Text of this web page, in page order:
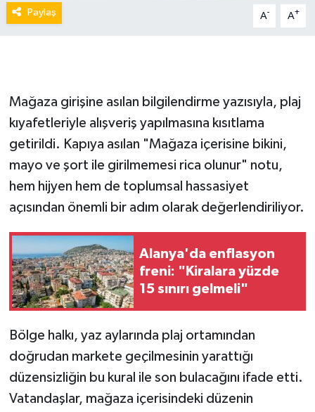
Paylaş A- A+
Mağaza girişine asılan bilgilendirme yazısıyla, plaj
kıyafetleriyle alışveriş yapılmasına kısıtlama
getirildi. Kapıya asılan "Mağaza içerisine bikini,
mayo ve şort ile girilmemesi rica olunur" notu,
hem hijyen hem de toplumsal hassasiyet
açısından önemli bir adım olarak değerlendiriliyor.
Alanya'da enflasyon
freni: "Kiralara yüzde
15 sınırı gelmeli"
Bölge halkı, yaz aylarında plaj ortamından
doğrudan markete geçilmesinin yarattığı
düzensizliğin bu kural ile son bulacağını ifade etti.
Vatandaşlar, mağaza içerisindeki düzenin